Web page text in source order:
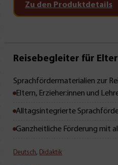
Zu den Produktdetails
Reisebegleiter für
Sprachfördermaterialien zur
Eltern, Erzieher:innen und
Alltagsintegrierte
Ganzheitliche Förderung mit
Deutsch, Didaktik